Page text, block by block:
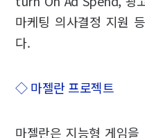
마케팅 의사결정 지원
다.
◇ 마젤란 프로젝트
마젤란은 지능형 게임